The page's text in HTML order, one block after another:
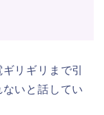
リギリまで引
いと話してい